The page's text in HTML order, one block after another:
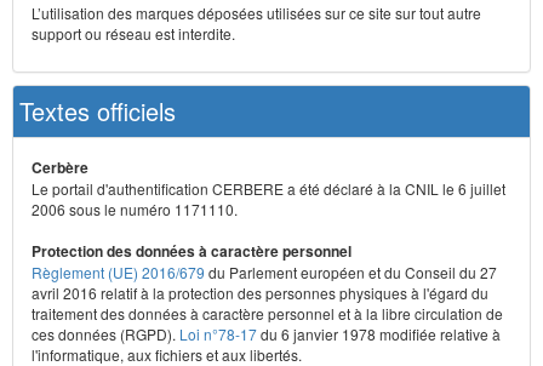
L’utilisation des marques déposées utilisées sur ce site sur tout autre
support ou réseau est interdite.
Textes officiels
Cerbère
Le portail d'authentification CERBERE a été déclaré à la CNIL le 6 juillet
2006 sous le numéro 1171110.
Protection des données à caractère personnel
Règlement (UE) 2016/679 du Parlement européen et du Conseil du 27
avril 2016 relatif à la protection des personnes physiques à l'égard du
traitement des données à caractère personnel et à la libre circulation de
ces données (RGPD). Loi n°78-17du 6 janvier 1978 modifiée relative à
l'informatique, aux fichiers et aux libertés.